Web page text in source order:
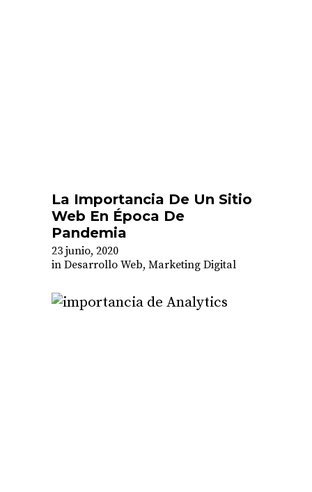
La Importancia De Un Sitio
Web En Época De
Pandemia
23 junio, 2020
in Desarrollo Web, Marketing Digital